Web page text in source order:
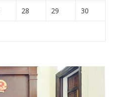
28 29 30